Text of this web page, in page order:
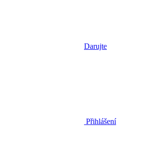
Darujte
Přihlášení